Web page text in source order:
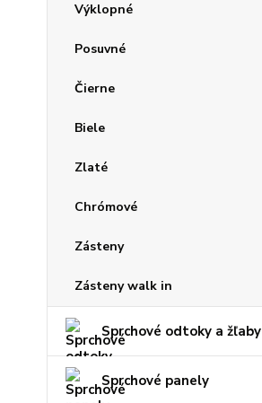
Výklopné
Posuvné
Čierne
Biele
Zlaté
Chrómové
Zásteny
Zásteny walk in
Sprchové odtoky a žľaby
Sprchové panely